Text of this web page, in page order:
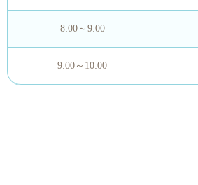
8:00～9:00
9:00～10:00